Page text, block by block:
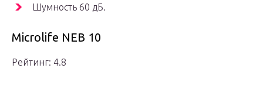
Шумность 60 дБ.
Microlife NEB 10
Рейтинг: 4.8